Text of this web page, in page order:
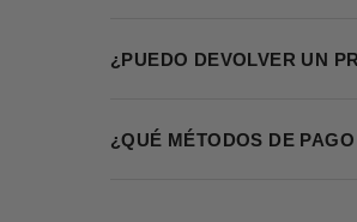
¿PUEDO DEVOLVER UN
¿QUÉ MÉTODOS DE